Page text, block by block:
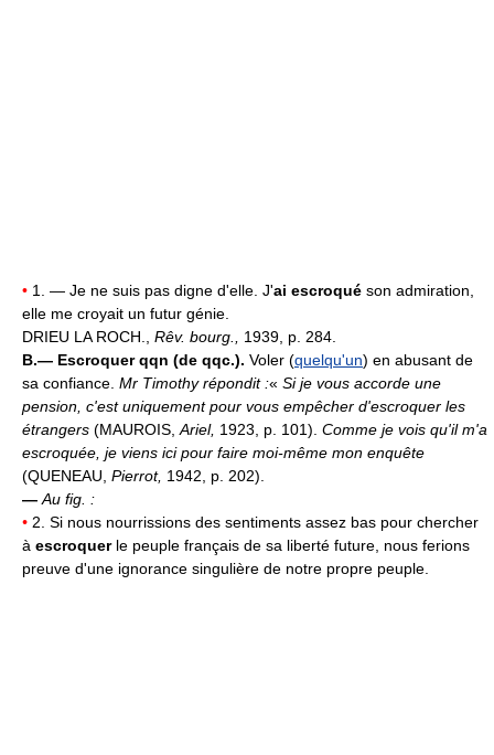
• 1. — Je ne suis pas digne d'elle. J'ai escroqué son admiration,
elle me croyait un futur génie.
DRIEU LA ROCH., Rêv. bourg., 1939, p. 284.
B.— Escroquer qqn (de qqc.). Voler (quelqu'un) en abusant de
sa confiance. Mr Timothy répondit :« Si je vous accorde une
pension, c'est uniquement pour vous empêcher d'escroquer les
étrangers (MAUROIS, Ariel, 1923, p. 101). Comme je vois qu'il m'a
escroquée, je viens ici pour faire moi-même mon enquête
(QUENEAU, Pierrot, 1942, p. 202).
— Au fig. :
• 2. Si nous nourrissions des sentiments assez bas pour chercher
à escroquerle peuple français de sa liberté future, nous ferions
preuve d'une ignorance singulière de notre propre peuple.